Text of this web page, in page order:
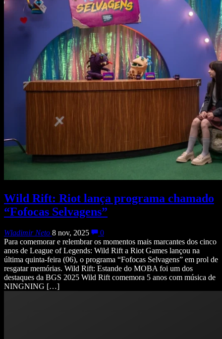
Wild Rift: Riot lança programa chamado
“Fofocas Selvagens”
Wladimir Neto 8 nov, 2025
0
Para comemorar e relembrar os momentos mais marcantes dos cinco
anos de League of Legends: Wild Rift a Riot Games lançou na
última quinta-feira (06), o programa “Fofocas Selvagens” em prol de
resgatar memórias. Wild Rift: Estande do MOBA foi um dos
destaques da BGS 2025 Wild Rift comemora 5 anos com música de
NINGNING […]